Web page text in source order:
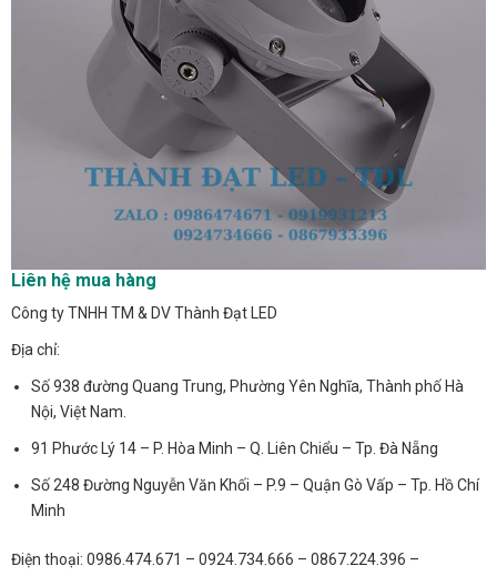
Liên hệ mua hàng
Công ty TNHH TM & DV Thành Đạt LED
Địa chỉ:
Số 938 đường Quang Trung, Phường Yên Nghĩa, Thành phố Hà
Nội, Việt Nam.
91 Phước Lý 14 – P. Hòa Minh – Q. Liên Chiểu – Tp. Đà Nẵng
Số 248 Đường Nguyễn Văn Khối – P.9 – Quận Gò Vấp – Tp. Hồ Chí
Minh
Điện thoại: 0986.474.671 – 0924.734.666 – 0867.224.396 –